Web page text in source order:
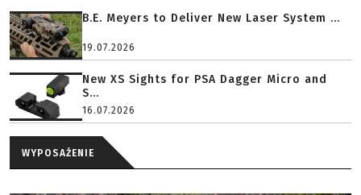
B.E. Meyers to Deliver New Laser System ...
19.07.2026
New XS Sights for PSA Dagger Micro and
S...
16.07.2026
WYPOSAŻENIE